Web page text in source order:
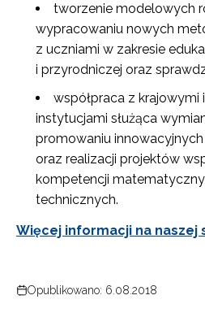
tworzenie modelowych
wypracowaniu nowych
z uczniami w zakresie
i przyrodniczej oraz
współpraca z krajowymi
instytucjami służąca
promowaniu
oraz realizacji projektów
kompetencji
technicznych.
Więcej informacji na naszej
Opublikowano: 6.08.2018